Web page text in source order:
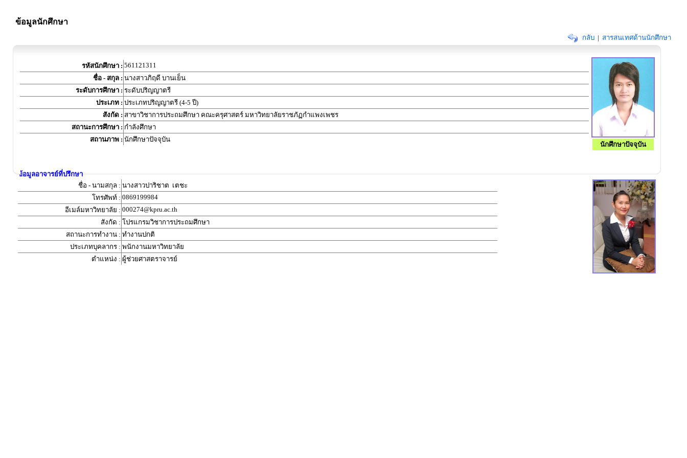
ข้อมูลนักศึกษา
กลับ | สารสนเทศด้านนักศึกษา
รหัสนักศึกษา : 561121311
ชื่อ - สกุล : นางสาวภิฤดี บานเย็น
ระดับการศึกษา : ระดับปริญญาตรี
ประเภท : ประเภทปริญญาตรี (4-5 ปี)
สังกัด : สาขาวิชาการประถมศึกษา คณะครุศาสตร์ มหาวิทยาลัยราชภัฏกำแพงเพชร
สถานะการศึกษา : กำลังศึกษา
สถานภาพ : นักศึกษาปัจจุบัน
นักศึกษาปัจจุบัน
ข้อมูลอาจารย์ที่ปรึกษา
ชื่อ - นามสกุล : นางสาวปาริชาต เตชะ
โทรศัพท์ : 0869199984
อีเมล์มหาวิทยาลัย : 000274@kpru.ac.th
สังกัด : โปรแกรมวิชาการประถมศึกษา
สถานะการทำงาน : ทำงานปกติ
ประเภทบุคลากร : พนักงานมหาวิทยาลัย
ตำแหน่ง : ผู้ช่วยศาสตราจารย์